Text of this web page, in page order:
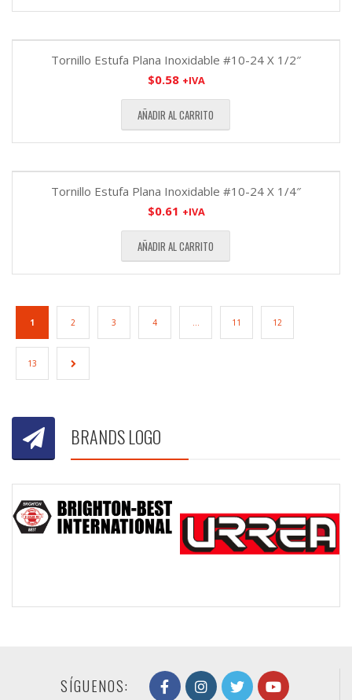
Tornillo Estufa Plana Inoxidable #10-24 X 1/2″
$0.58 +IVA
AÑADIR AL CARRITO
Tornillo Estufa Plana Inoxidable #10-24 X 1/4″
$0.61 +IVA
AÑADIR AL CARRITO
1 2 3 4 … 11 12
13 →
BRANDS LOGO
SÍGUENOS: